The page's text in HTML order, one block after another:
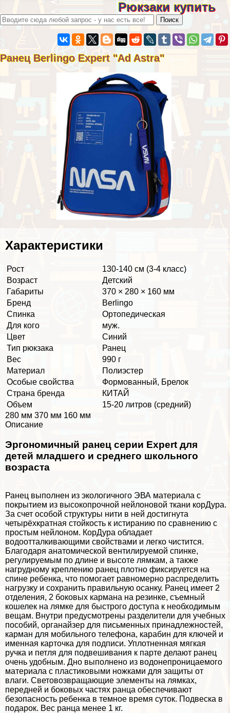
Рюкзаки купить
Ранец Berlingo Expert "Ad Astra"
Хаpaктеристики
Рост
130-140 см (3-4 класс)
Возраст
Детский
Габариты
370 × 280 × 160 мм
Бренд
Berlingo
Спинка
Ортопедическая
Для кого
муж.
Цвет
Синий
Тип рюкзака
Ранец
Вес
990 г
Материал
Полиэстер
Особые свойства
Формованный, Брелок
Страна бренда
КИТАЙ
Объем
15-20 литров (средний)
280 мм 370 мм 160 мм
Описание
Эргономичный ранец серии Expert для
детей младшего и среднего школьного
возраста
Ранец выполнен из экологичного ЭВА материала с
покрытием из высокопрочной нейлоновой ткани корДypa.
За счет особой структуры нити в ней достигнута
четырёхкратная стойкость к истиранию по сравнению с
простым нейлоном. КорДypa обладает
водоотталкивающими свойствами и легко чистится.
Благодаря анатомической вентилируемой спинке,
регулируемым по длине и высоте лямкам, а также
нагрудному креплению ранец плотно фиксируется на
спине ребенка, что помогает равномерно распределить
нагрузку и сохранить правильную осанку. Ранец имеет 2
отделения, 2 боковых кармана на резинке, съемный
кошелек на лямке для быстрого доступа к необходимым
вещам. Внутри предусмотрены разделители для учебных
пособий, органайзер для письменных принадлежностей,
карман для мобильного телефона, карабин для ключей и
именная карточка для подписи. Уплотненная мягкая
ручка и петля для подвешивания к парте делают ранец
очень удобным. Дно выполнено из водонепроницаемого
материала с пластиковыми ножками для защиты от
влаги. Световозвращающие элементы на лямках,
передней и боковых частях ранца обеспечивают
безопасность ребенка в темное время суток. Подвеска в
подарок. Вес ранца менее 1 кг.